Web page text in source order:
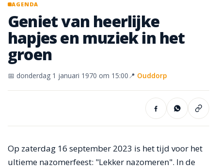
AGENDA
Genietvan heerlijke
hapjesen muziek in het
groen
📅 donderdag 1 januari 1970 om 15:00📍 Ouddorp
Op zaterdag 16 september 2023 is het tijd voor het
ultieme nazomerfeest: "Lekker nazomeren". In de